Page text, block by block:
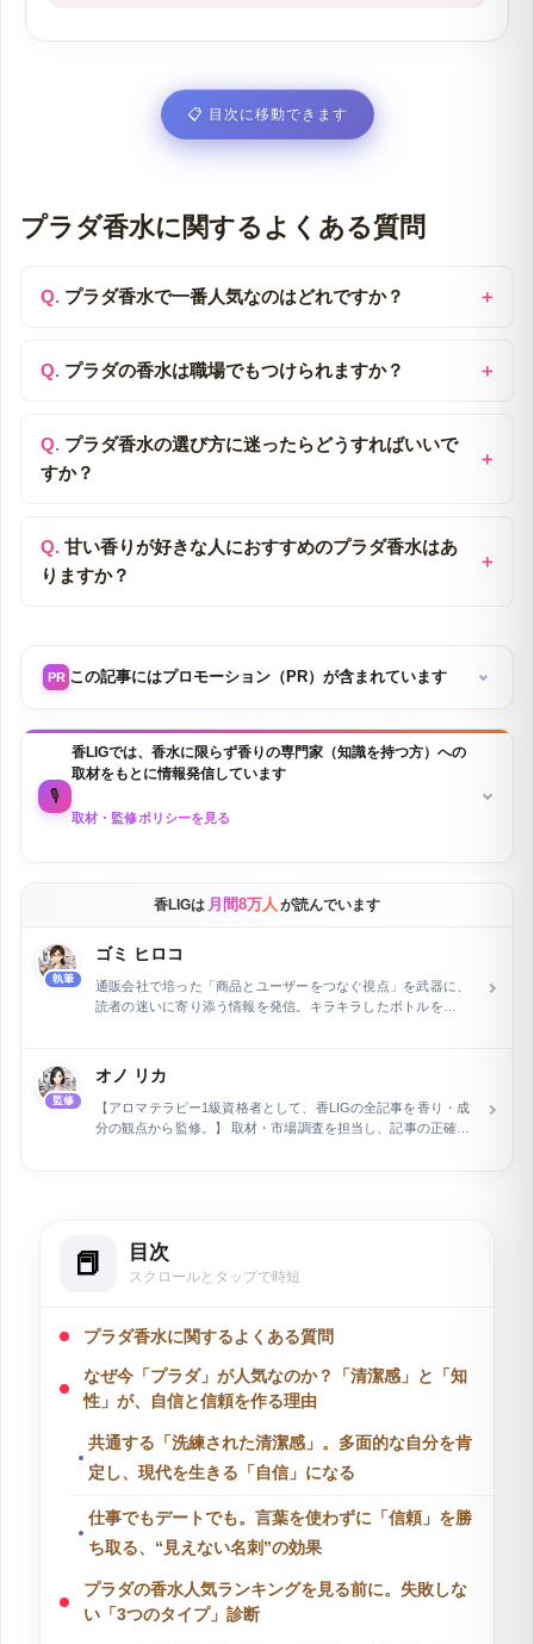
📋 目次に移動できます
プラダ香水に関するよくある質問
プラダ香水で一番人気なのはどれですか？
プラダの香水は職場でもつけられますか？
プラダ香水の選び方に迷ったらどうすればいいで
すか？
甘い香りが好きな人におすすめのプラダ香水はあ
りますか？
PR この記事にはプロモーション（PR）が含まれています
🎙️
香LIGでは、香水に限らず香りの専門家（知識を持つ方）への
取材をもとに情報発信しています
取材・監修ポリシーを見る
香LIGは 月間8万人 が読んでいます
執筆
ゴミ ヒロコ
通販会社で培った「商品とユーザーをつなぐ視点」を武器に、
読者の迷いに寄り添う情報を発信。キラキラしたボトルを眺め
ビジュアルの美しさなど、心に響く香水の楽しさを、信頼でき
る等身大の言葉で丁寧に届けます。
監修
オノ リカ
【アロマテラピー1級資格者として、香LIGの全記事を香り・成
分の観点から監修。】 取材・市場調査を担当し、記事の正確性
設2ヶ月で予約数を2倍に増加させるなど、デジタルマーケティ
ングにおける顕著な実績を持ちます。
目次
スクロールとタップで時短
プラダ香水に関するよくある質問
なぜ今「プラダ」が人気なのか？「清潔感」と「知
性」が、自信と信頼を作る理由
共通する「洗練された清潔感」。多面的な自分を肯
定し、現代を生きる「自信」になる
仕事でもデートでも。言葉を使わずに「信頼」を勝
ち取る、“見えない名刺”の効果
プラダの香水人気ランキングを見る前に。失敗しな
い「3つのタイプ」診断